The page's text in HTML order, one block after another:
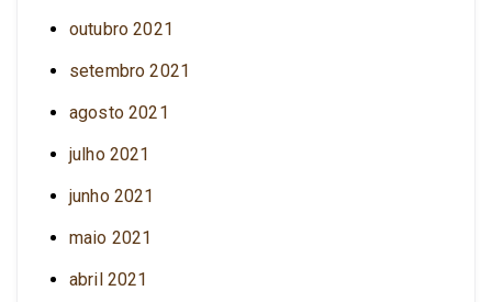
outubro 2021
setembro 2021
agosto 2021
julho 2021
junho 2021
maio 2021
abril 2021